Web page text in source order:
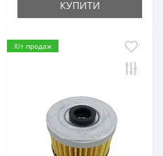
КУПИТИ
Хіт продаж